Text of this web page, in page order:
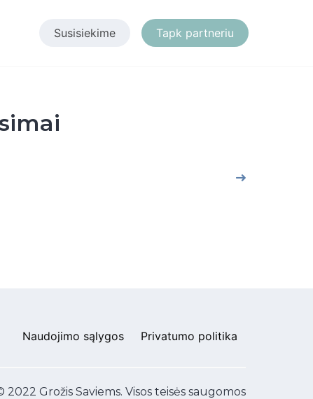
Susisiekime Tapk partneriu
Naudojimo sąlygos Privatumo politika
2022 Grožis Saviems. Visos teisės saugomos